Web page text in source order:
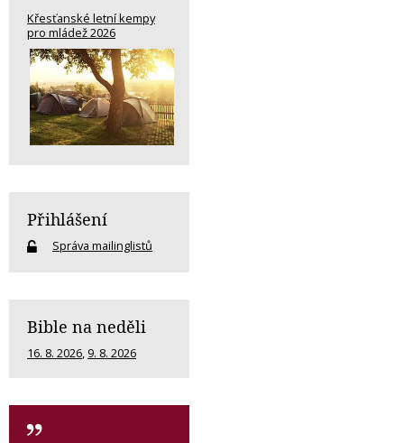
Křesťanské letní kempy
pro mládež 2026
Přihlášení
Správa mailinglistů
Bible na neděli
16. 8. 2026, 9. 8. 2026